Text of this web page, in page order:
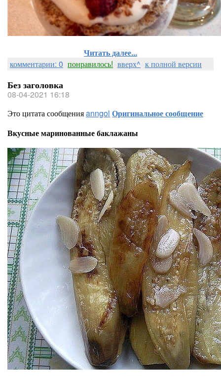
Читать далее...
комментарии: 0 понравилось! вверх^ к полной версии
Без заголовка
08-04-2021 16:18
Это цитата сообщенияanngol Оригинальное сообщение
Вкусные маринованные баклажаны